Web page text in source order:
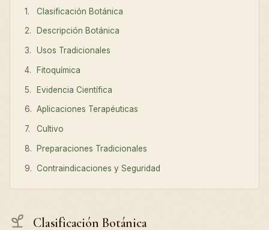
Clasificación Botánica
Descripción Botánica
Usos Tradicionales
Fitoquímica
Evidencia Científica
Aplicaciones Terapéuticas
Cultivo
Preparaciones Tradicionales
Contraindicaciones y Seguridad
Clasificación Botánica